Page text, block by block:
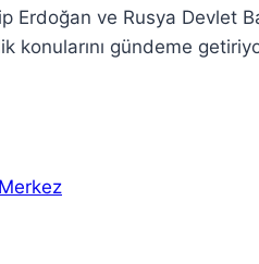
Erdoğan ve Rusya Devlet
konularını gündeme